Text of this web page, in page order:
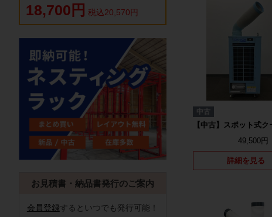
中古
【中古】スポット式ク
49,500円
詳細を見る
18,700円 税込20,570円
お見積書・納品書発行のご案内
会員登録するといつでも発行可能！